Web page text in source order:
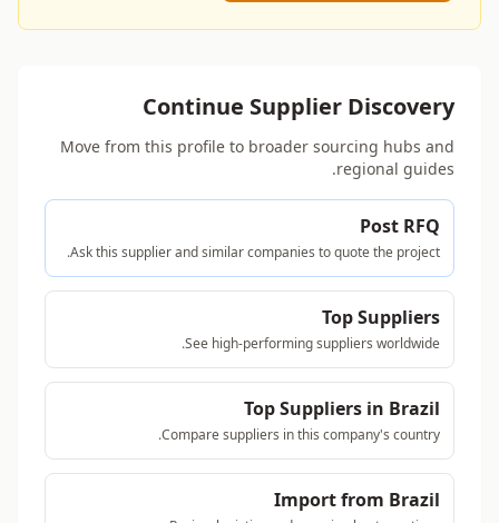
Continue Supplier Discovery
Move from this profile to broader sourcing hubs and
regional guides.
Post RFQ
Ask this supplier and similar companies to quote the project.
Top Suppliers
See high-performing suppliers worldwide.
Top Suppliers in Brazil
Compare suppliers in this company's country.
Import from Brazil